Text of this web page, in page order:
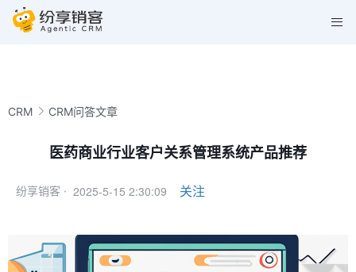
CRM CRM问答文章
医药商业行业客户关系管理系统产品推荐
纷享销客 · 2025-5-15 2:30:09 关注